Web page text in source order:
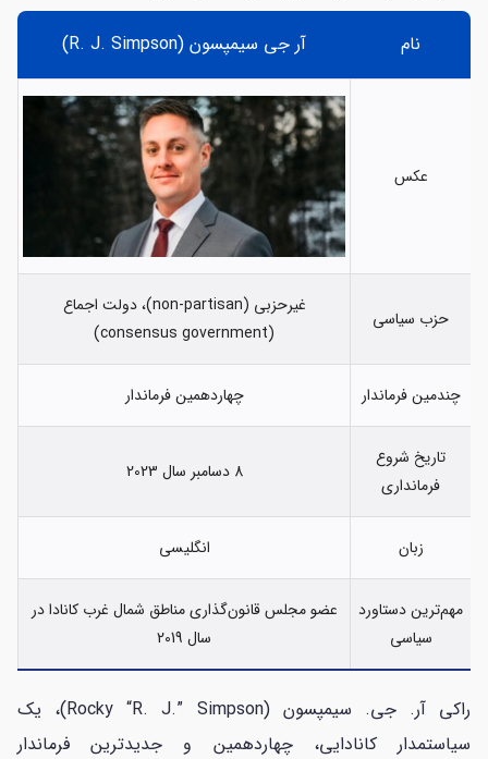
نام آر جی سیمپسون (R. J. Simpson)
عکس
حزب سیاسی
غیرحزبی (non-partisan)، دولت اجماع
(consensus government)
چندمین فرماندار چهاردهمین فرماندار
تاریخ شروع
فرمانداری
8 دسامبر سال 2023
زبان انگلیسی
مهم‌ترین دستاورد
سیاسی
عضو مجلس قانون‌گذاری مناطق شمال غرب کانادا در
سال 2019
راکی آر. جی. سیمپسون (Rocky “R. J.” Simpson)، یک
سیاستمدار کانادایی، چهاردهمین و جدیدترین فرماندار